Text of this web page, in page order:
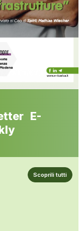
E-
Scoprili tutti